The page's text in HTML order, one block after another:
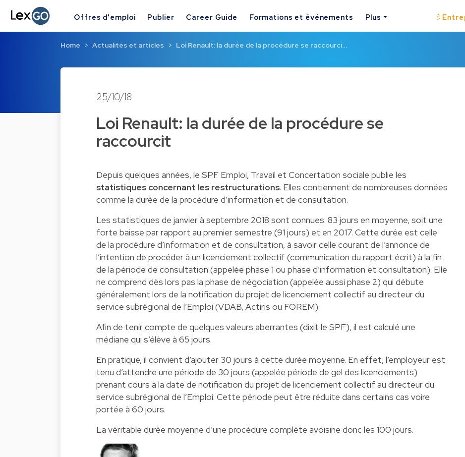
Offres d'emploi Publier Career Guide Formations et événements Plus
Home Actualités et articles Loi Renault: la durée de la procédure se raccourci…
25/10/18
Loi Renault: la durée de la procédure se
raccourcit
Depuis quelques années, le SPF Emploi, Travail et Concertation sociale publie les
statistiques concernant les restructurations. Elles contiennent de nombreuses données
comme la durée de la procédure d’information et de consultation.
Les statistiques de janvier à septembre 2018 sont connues: 83 jours en moyenne, soit une
forte baisse par rapport au premier semestre (91 jours) et en 2017. Cette durée est celle
de la procédure d’information et de consultation, à savoir celle courant de l’annonce de
l’intention de procéder à un licenciement collectif (communication du rapport écrit) à la fin
de la période de consultation (appelée phase 1 ou phase d’information et consultation). Elle
ne comprend dès lors pas la phase de négociation (appelée aussi phase 2) qui débute
généralement lors de la notification du projet de licenciement collectif au directeur du
service subrégional de l’Emploi (VDAB, Actiris ou FOREM).
Afin de tenir compte de quelques valeurs aberrantes (dixit le SPF), il est calculé une
médiane qui s’élève à 65 jours.
En pratique, il convient d’ajouter 30 jours à cette durée moyenne. En effet, l’employeur est
tenu d’attendre une période de 30 jours (appelée période de gel des licenciements)
prenant cours à la date de notification du projet de licenciement collectif au directeur du
service subrégional de l’Emploi. Cette période peut être réduite dans certains cas voire
portée à 60 jours.
La véritable durée moyenne d’une procédure complète avoisine donc les 100 jours.